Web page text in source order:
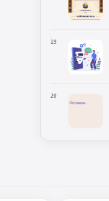
19
20